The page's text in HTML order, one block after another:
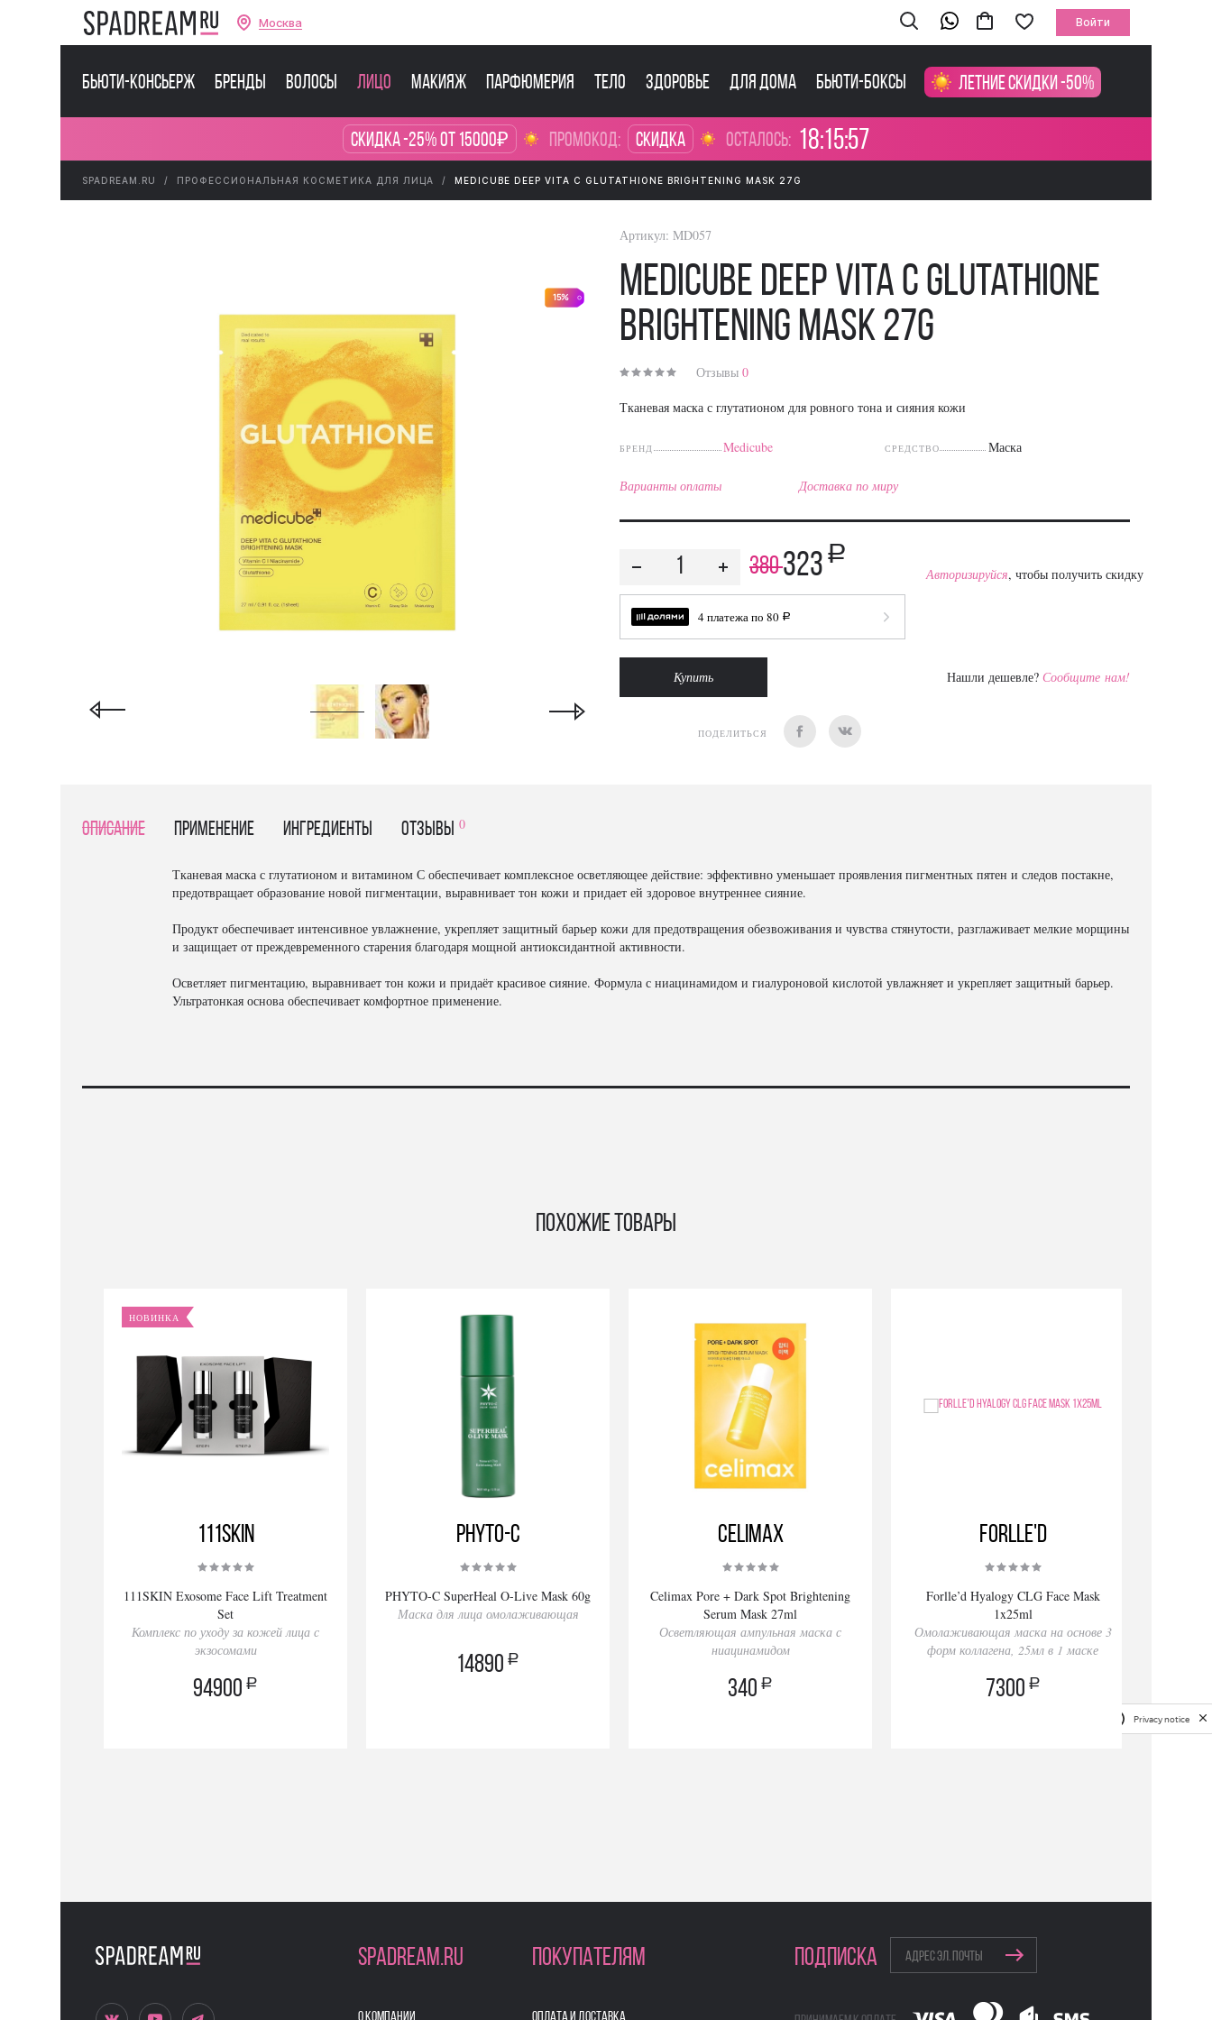
Москва Войти
Бьюти-консьерж Бренды Волосы Лицо Макияж Парфюмерия Тело Здоровье Для дома Бьюти-боксы Летние скидки -50%
Скидка -25% от 15000₽ промокод: Скидка осталось: 18:15:57
SPADREAM.RU ПРОФЕССИОНАЛЬНАЯ КОСМЕТИКА ДЛЯ ЛИЦА MEDICUBE DEEP VITA C GLUTATHIONE BRIGHTENING MASK 27G
15%
Артикул: MD057
Medicube Deep Vita C Glutathione
Brightening Mask 27g
Отзывы0
Тканевая маска с глутатионом для ровного тона и сияния кожи
БРЕНД Medicube СРЕДСТВО Маска
Варианты оплаты Доставка по миру
380323 a
Авторизируйся, чтобы получить скидку
4 платежа по 80 a
Купить Нашли дешевле? Сообщите нам!
ПОДЕЛИТЬСЯ
Описание Применение Ингредиенты отзывы 0
Тканевая маска с глутатионом и витамином С обеспечивает комплексное осветляющее действие: эффективно уменьшает проявления пигментных пятен и следов постакне,
предотвращает образование новой пигментации, выравнивает тон кожи и придает ей здоровое внутреннее сияние.
Продукт обеспечивает интенсивное увлажнение, укрепляет защитный барьер кожи для предотвращения обезвоживания и чувства стянутости, разглаживает мелкие морщины
и защищает от преждевременного старения благодаря мощной антиоксидантной активности.
Осветляет пигментацию, выравнивает тон кожи и придаёт красивое сияние. Формула с ниацинамидом и гиалуроновой кислотой увлажняет и укрепляет защитный барьер.
Ультратонкая основа обеспечивает комфортное применение.
Похожие товары
НОВИНКА
111SKIN
111SKIN Exosome Face Lift Treatment
Set
Комплекс по уходу за кожей лица с
экзосомами
94900 a
PHYTO-C
PHYTO-C SuperHeal O-Live Mask 60g
Маска для лица омолаживающая
14890 a
Celimax
Celimax Pore + Dark Spot Brightening
Serum Mask 27ml
Осветляющая ампульная маска с
ниацинамидом
340 a
Forlle'd
Forlle’d Hyalogy CLG Face Mask
1x25ml
Омолаживающая маска на основе 3
форм коллагена, 25мл в 1 маске
7300 a
SPADREAM.RU ПОКУПАТЕЛЯМ ПОДПИСКА
Privacy notice